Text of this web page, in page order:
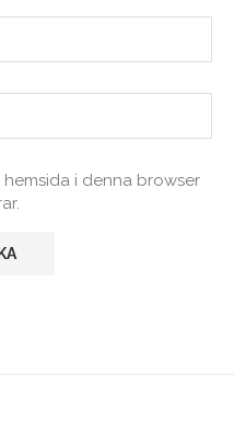
i denna browser